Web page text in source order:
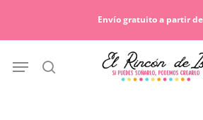
Envío gratuito a partir
search
Menu